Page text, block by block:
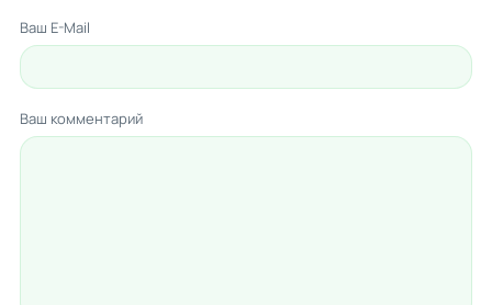
Ваш E-Mail
Ваш комментарий